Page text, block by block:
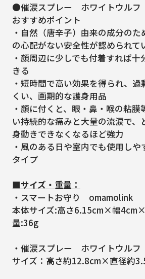
●催涙スプレー ホワイトウル
おすすめポイント
・自然（唐辛子）由来の成分の
の心配がない安全性が認められて
・顔周辺に少しでも付着すれば十
きる
・短時間で高い効果を得られ、
くい、画期的な護身用品
・顔に付くと、眼・鼻・喉の粘膜
い持続的な痛みと大量の流涙で、
身動きできなくなるほど強力
・風のある日や室内でも使用しや
タイプ
■サイズ・重量：
・スマートお守り omamolink
本体サイズ:高さ6.15cm×幅
量:36g
・催涙スプレー ホワイトウル
サイズ：高さ約12.8cm×直径約